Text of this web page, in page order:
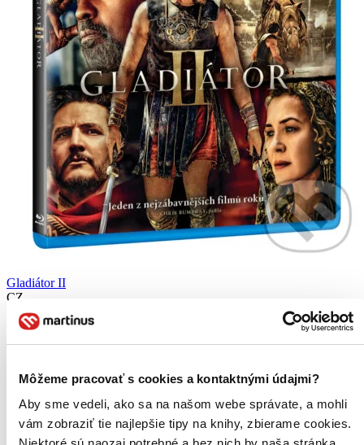
Môžeme pracovať s cookies a kontaktnými údajmi?
Aby sme vedeli, ako sa na našom webe správate, a mohli
vám zobraziť tie najlepšie tipy na knihy, zbierame cookies.
Gladiátor II
CZ
Alec Utgoff
Connie Nielsen
Lucius (Paul Mescal), vnuk císaře Marka Aurelia a syn „prvního“
gladiátora Maxima, žije v utajení v jednom z posledních